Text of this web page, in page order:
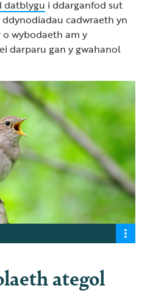
datblygu i ddarganfod sut
cadwraeth yn
wybodaeth am y
darparu gan y gwahanol
ategol